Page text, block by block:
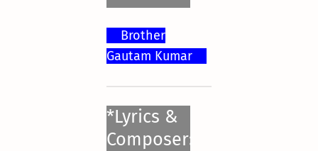
Brother
Gautam Kumar
*Lyrics &
Composer: